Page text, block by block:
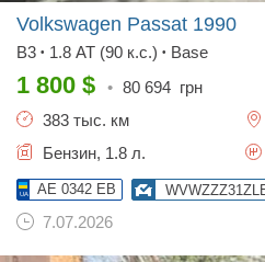
Volkswagen Passat 1990
B3 • 1.8 AT (90 к.с.) • Base
1 800 $ • 80 694 грн
383 тыс. км
Бензин, 1.8 л.
AE 0342 EB
7.07.2026